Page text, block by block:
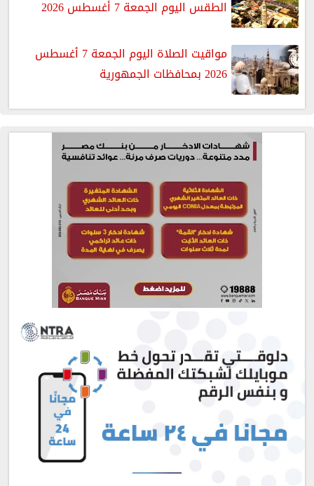
الطقس اليوم الجمعة 7 أغسطس 2026
مواقيت الصلاة اليوم الجمعة 7 أغسطس
2026 بمحافظات الجمهورية